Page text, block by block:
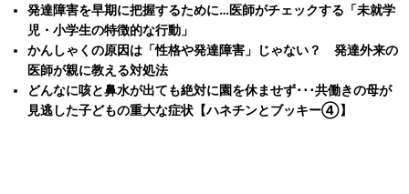
発達障害を早期に把握するために…医師がチェックする「未就学
児・小学生の特徴的な行動」
かんしゃくの原因は「性格や発達障害」じゃない？ 発達外来の
医師が親に教える対処法
どんなに咳と鼻水が出ても絶対に園を休ませず･･･共働きの母が
見逃した子どもの重大な症状【ハネチンとブッキー④】